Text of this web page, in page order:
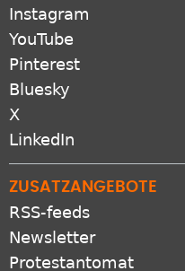
Instagram
YouTube
Pinterest
Bluesky
X
LinkedIn
ZUSATZANGEBOTE
RSS-feeds
Newsletter
Protestantomat